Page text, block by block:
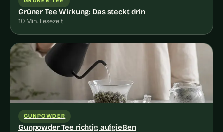
Grüner Tee Wirkung: Das steckt drin
10 Min. Lesezeit
GUNPOWDER
Gunpowder Tee richtig aufgießen